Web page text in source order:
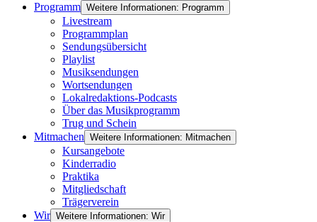
Programm Weitere Informationen: Programm
Livestream
Programmplan
Sendungsübersicht
Playlist
Musiksendungen
Wortsendungen
Lokalredaktions-Podcasts
Über das Musikprogramm
Trug und Schein
Mitmachen Weitere Informationen: Mitmachen
Kursangebote
Kinderradio
Praktika
Mitgliedschaft
Trägerverein
Wir Weitere Informationen: Wir